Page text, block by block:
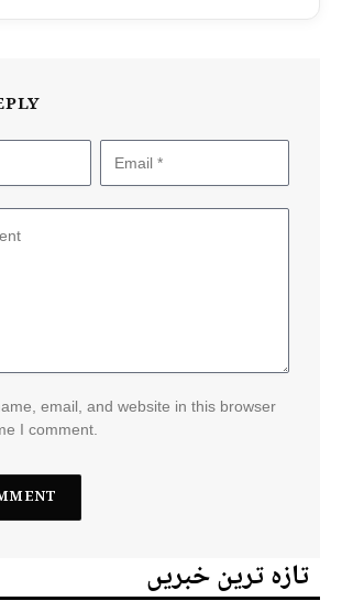
email, and website in this browser
I comment.
تازہ ترین خبریں